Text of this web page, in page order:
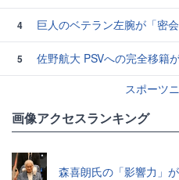
4 巨人のベテラン左腕が「密
5
佐野航大 PSVへの完全移籍
スポーツ
画像アクセスランキング
森喜朗氏の「影響力」